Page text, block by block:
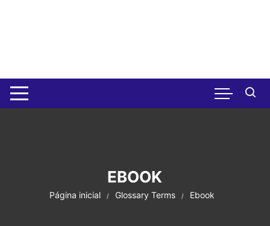
EBOOK
Página inicial Glossary Terms Ebook